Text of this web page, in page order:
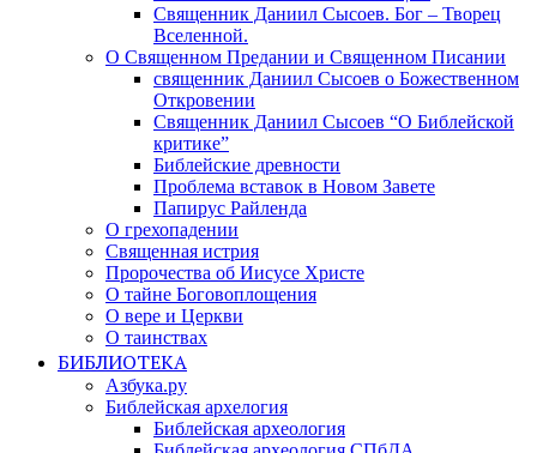
Священник Даниил Сысоев. Бог – Творец
Вселенной.
О Священном Предании и Священном Писании
священник Даниил Сысоев о Божественном
Откровении
Священник Даниил Сысоев “О Библейской
критике”
Библейские древности
Проблема вставок в Новом Завете
Папирус Райленда
О грехопадении
Священная истрия
Пророчества об Иисусе Христе
О тайне Боговоплощения
О вере и Церкви
О таинствах
БИБЛИОТЕКА
Азбука.ру
Библейская архелогия
Библейская археология